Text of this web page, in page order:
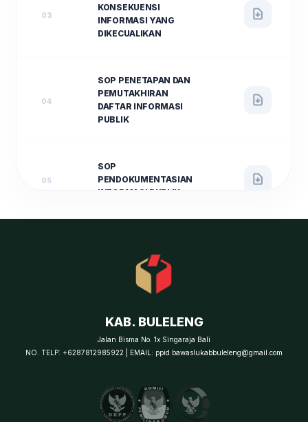
03
KONSEKUENSI
INFORMASI YANG
DIKECUALIKAN
04
SOP PENETAPAN DAN
PEMUTAKHIRAN
DAFTAR INFORMASI
PUBLIK
05
SOP
PENDOKUMENTASIAN
INFORMASI PUBLIK
INFORMASI MELALUI
AJUDIKASI NON-
SOP PENANGANAN
KEBERATAN
KAB. BULELENG
Jalan Bisma No. 1x Singaraja Bali
NO. TELP: +6287812985922 | EMAIL: ppid.bawaslukabbuleleng@gmail.com